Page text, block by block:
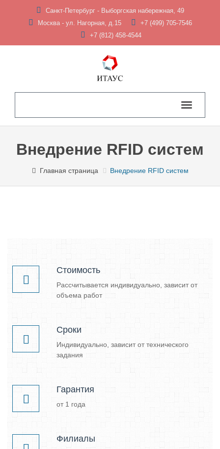
Санкт-Петербург - Выборгская набережная, 49
Москва - ул. Нагорная, д.15
+7 (499) 705-7546
+7 (812) 458-4544
Toggle
navigation
Внедрение RFID систем
Главная страница Внедрение RFID систем
Стоимость
Рассчитывается индивидуально, зависит от
объема работ
Сроки
Индивидуально, зависит от технического
задания
Гарантия
от 1 года
Филиалы